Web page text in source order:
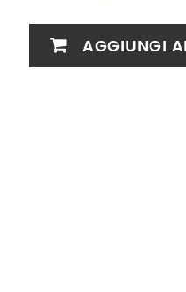
AGGIUNGI